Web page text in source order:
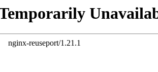
nginx-reuseport/1.21.1